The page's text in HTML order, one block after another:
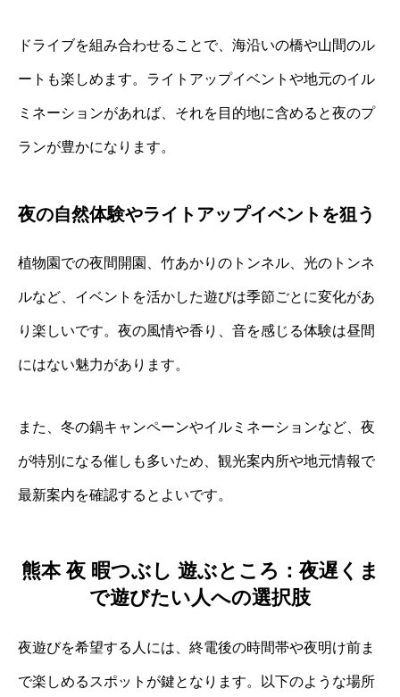
ドライブを組み合わせることで、海沿いの橋や山間のル
ートも楽しめます。ライトアップイベントや地元のイル
ミネーションがあれば、それを目的地に含めると夜のプ
ランが豊かになります。
夜の自然体験やライトアップイベントを狙う
植物園での夜間開園、竹あかりのトンネル、光のトンネ
ルなど、イベントを活かした遊びは季節ごとに変化があ
り楽しいです。夜の風情や香り、音を感じる体験は昼間
にはない魅力があります。
また、冬の鍋キャンペーンやイルミネーションなど、夜
が特別になる催しも多いため、観光案内所や地元情報で
最新案内を確認するとよいです。
熊本 夜 暇つぶし 遊ぶところ：夜遅くま
で遊びたい人への選択肢
夜遊びを希望する人には、終電後の時間帯や夜明け前ま
で楽しめるスポットが鍵となります。以下のような場所